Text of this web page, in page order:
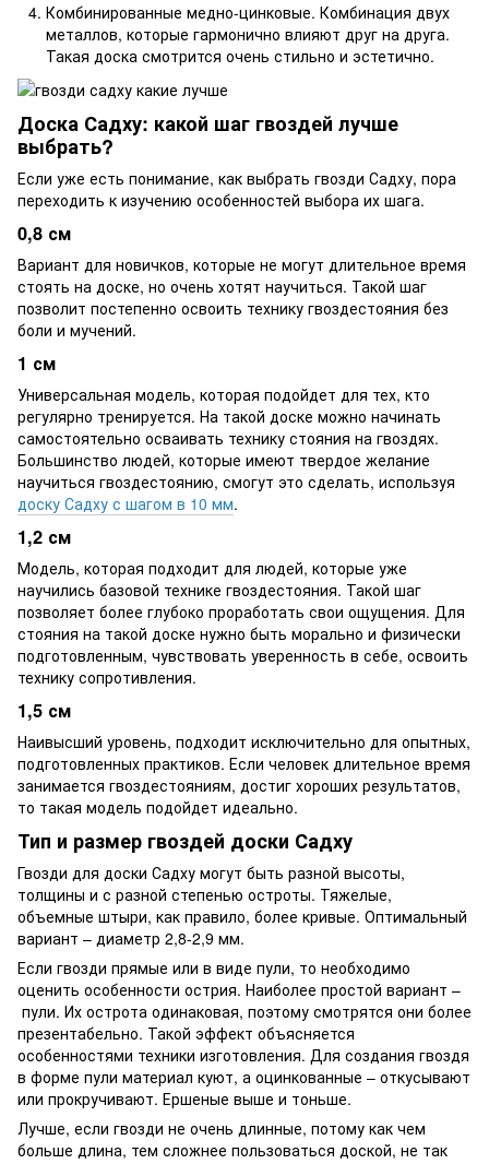
Комбинированные медно-цинковые. Комбинация двух
металлов, которые гармонично влияют друг на друга.
Такая доска смотрится очень стильно и эстетично.
Доска Садху: какой шаг гвоздей лучше
выбрать?
Если уже есть понимание, как выбрать гвозди Садху, пора
переходить к изучению особенностей выбора их шага.
0,8 см
Вариант для новичков, которые не могут длительное время
стоять на доске, но очень хотят научиться. Такой шаг
позволит постепенно освоить технику гвоздестояния без
боли и мучений.
1 см
Универсальная модель, которая подойдет для тех, кто
регулярно тренируется. На такой доске можно начинать
самостоятельно осваивать технику стояния на гвоздях.
Большинство людей, которые имеют твердое желание
научиться гвоздестоянию, смогут это сделать, используя
доску Садху с шагом в 10 мм.
1,2 см
Модель, которая подходит для людей, которые уже
научились базовой технике гвоздестояния. Такой шаг
позволяет более глубоко проработать свои ощущения. Для
стояния на такой доске нужно быть морально и физически
подготовленным, чувствовать уверенность в себе, освоить
технику сопротивления.
1,5 см
Наивысший уровень, подходит исключительно для опытных,
подготовленных практиков. Если человек длительное время
занимается гвоздестояниям, достиг хороших результатов,
то такая модель подойдет идеально.
Тип и размер гвоздей доски Садху
Гвозди для доски Садху могут быть разной высоты,
толщины и с разной степенью остроты. Тяжелые,
объемные штыри, как правило, более кривые. Оптимальный
вариант – диаметр 2,8-2,9 мм.
Если гвозди прямые или в виде пули, то необходимо
оценить особенности острия. Наиболее простой вариант –
пули. Их острота одинаковая, поэтому смотрятся они более
презентабельно. Такой эффект объясняется
особенностями техники изготовления. Для создания гвоздя
в форме пули материал куют, а оцинкованные – откусывают
или прокручивают. Ершеные выше и тоньше.
Лучше, если гвозди не очень длинные, потому как чем
больше длина, тем сложнее пользоваться доской, не так